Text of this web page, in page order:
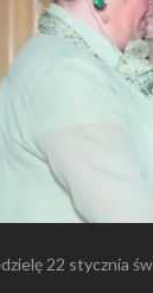
22 stycznia